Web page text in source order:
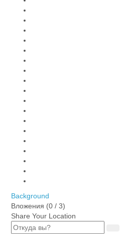
Background
Вложения (0 / 3)
Share Your Location